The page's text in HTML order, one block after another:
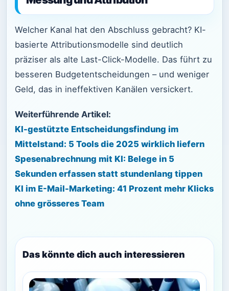
Welcher Kanal hat den Abschluss gebracht? KI-
basierte Attributionsmodelle sind deutlich
präziser als alte Last-Click-Modelle. Das führt zu
besseren Budgetentscheidungen – und weniger
Geld, das in ineffektiven Kanälen versickert.
Weiterführende Artikel:
KI-gestützte Entscheidungsfindung im
Mittelstand: 5 Tools die 2025 wirklich liefern
Spesenabrechnung mit KI: Belege in 5
Sekunden erfassen statt stundenlang tippen
KI im E-Mail-Marketing: 41 Prozent mehr Klicks
ohne grösseres Team
Das könnte dich auch interessieren